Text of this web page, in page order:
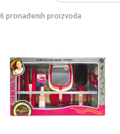
pronađenih proizvoda